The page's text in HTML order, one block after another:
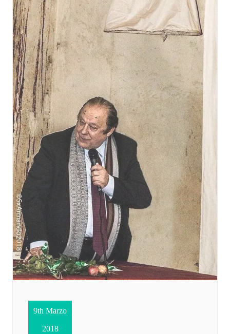
9th Marzo
2018